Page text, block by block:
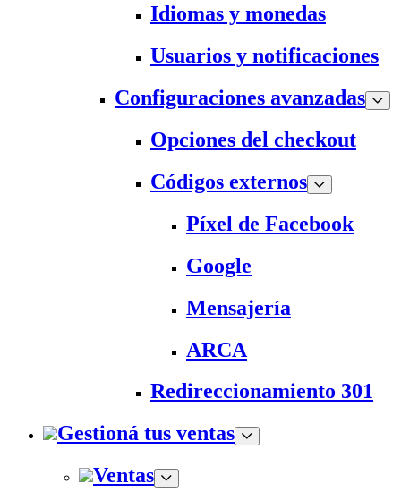
Idiomas y monedas
Usuarios y notificaciones
Configuraciones avanzadas
Opciones del checkout
Códigos externos
Píxel de Facebook
Google
Mensajería
ARCA
Redireccionamiento 301
Gestioná tus ventas
Ventas